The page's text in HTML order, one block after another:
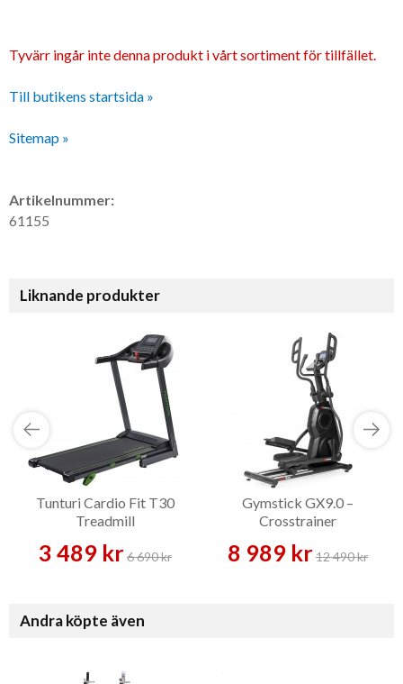
Tyvärr ingår inte denna produkt i vårt sortiment för tillfället.
Till butikens startsida »
Sitemap »
Artikelnummer:
61155
Liknande produkter
Tunturi Cardio Fit T30
Treadmill
3 489 kr6 690 kr
Gymstick GX9.0 –
Crosstrainer
8 989 kr12 490 kr
Andra köpte även